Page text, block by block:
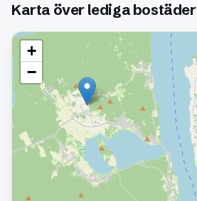
Karta över lediga bostäder
+
−